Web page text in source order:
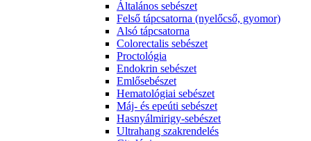
Általános sebészet
Felső tápcsatorna (nyelőcső, gyomor)
Alsó tápcsatorna
Colorectalis sebészet
Proctológia
Endokrin sebészet
Emlősebészet
Hematológiai sebészet
Máj- és epeúti sebészet
Hasnyálmirigy-sebészet
Ultrahang szakrendelés